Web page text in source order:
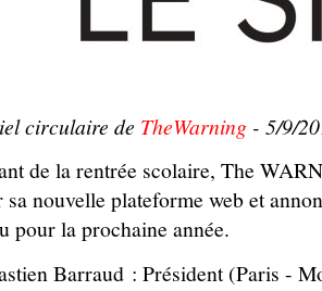
circulaire de TheWarning - 5/9/
de la rentrée scolaire, The
sa nouvelle plateforme web et
pour la prochaine année.
Barraud : Président (Paris -